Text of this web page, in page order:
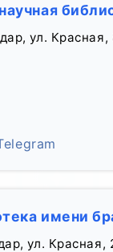
ул. Красная,
имени
ул. Красная,